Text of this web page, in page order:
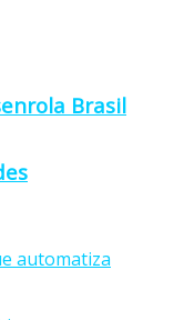
Brasil